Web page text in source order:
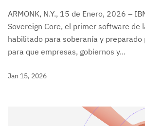
ARMONK, N.Y., 15 de Enero, 2026 –
Sovereign Core, el primer software de
habilitado para soberanía y preparado
para que empresas, gobiernos y...
Jan 15, 2026